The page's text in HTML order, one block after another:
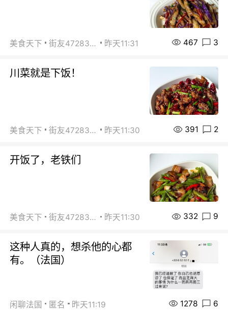
美食天下 街友472838572 昨天11:31 467 3
川菜就是下饭！
美食天下 街友472838572 昨天11:30 391 2
开饭了，老铁们
美食天下 街友472838572 昨天11:30 332 9
这种人真的，想杀他的心都
有。（法国）
闲聊法国 匿名 昨天11:19 1278 6